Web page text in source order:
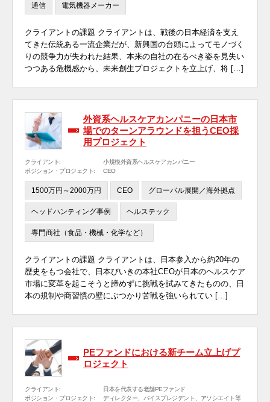
通信 電気機器メーカー
クライアントの課題 クライアントは、戦後の日本経済を支え
てきた伝統ある一流企業だが、新興国の台頭によってモノづく
りの競争力が失われた結果、本来の自社の在るべき姿を見失い
つつある危機感から、未来創生プロジェクトを立上げ、将 […]
外資系ヘルスケアカンパニーの日本市
場でのターンアラウンドを担うCEO採
用プロジェクト
クライアント:
小規模外資系ヘルスケアカンパニー
ポジション・プロジェクト:
CEO
1500万円～2000万円 CEO グローバル展開／海外拠点
ヘッドハンティング事例 ヘルステック
専門商社（食品・機械・化学など）
クライアントの課題 クライアントは、日本参入から約20年の
歴史をもつ会社で、日本びいきの本社CEOが日本のヘルスケア
市場に変革を起こそうと諦めずに挑戦を試みてきたものの、日
本の規制や商習慣の壁にぶつかり苦戦を強いられてい […]
PEファンドにおける新チーム立上げプ
ロジェクト
クライアント:
日本を代表する老舗PEファンド
ポジション・プロジェクト:
ディレクター、バイスプレジデント、アソシエイト等